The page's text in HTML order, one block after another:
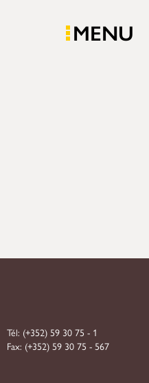
MENU
Tél: (+352) 59 30 75 - 1
Fax: (+352) 59 30 75 - 567